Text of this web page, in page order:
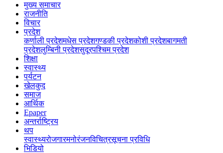
मुख्य समाचार
राजनीति
विचार
प्रदेश
कर्णाली प्रदेशमधेस प्रदेशगण्डकी प्रदेशकोशी प्रदेशबागमती
प्रदेशलुम्बिनी प्रदेशसुदूरपश्चिम प्रदेश
शिक्षा
स्वास्थ्य
पर्यटन
खेलकुद
समाज
आर्थिक
Epaper
अन्तर्राष्ट्रिय
थप
स्वास्थ्यरोजगारमनोरंजनविचित्रसूचना प्रविधि
भिडियो